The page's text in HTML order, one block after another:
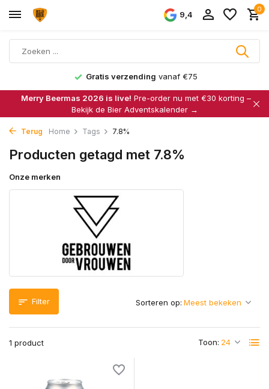
9,4
0
Gratis verzending vanaf €75
Merry Beermas 2026 is live! Pre-order nu met €30 korting –
Bekijk de Bier Adventskalender →
Terug Home Tags 7.8%
Producten getagd met 7.8%
Onze merken
Filter
1 product Toon:
Sorteren op: